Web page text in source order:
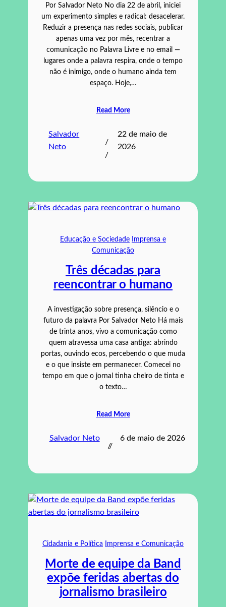
Por Salvador Neto No dia 22 de abril, iniciei
um experimento simples e radical: desacelerar.
Reduzir a presença nas redes sociais, publicar
apenas uma vez por mês, recentrar a
comunicação no Palavra Livre e no email —
lugares onde a palavra respira, onde o tempo
não é inimigo, onde o humano ainda tem
espaço. Hoje,…
Read More
Salvador
Neto
/
/
22 de maio de
2026
Educação e Sociedade
Imprensa e
Comunicação
Três décadas para
reencontrar o humano
A investigação sobre presença, silêncio e o
futuro da palavra Por Salvador Neto Há mais
de trinta anos, vivo a comunicação como
quem atravessa uma casa antiga: abrindo
portas, ouvindo ecos, percebendo o que muda
e o que insiste em permanecer. Comecei no
tempo em que o jornal tinha cheiro de tinta e
o texto…
Read More
Salvador Neto
//
6 de maio de 2026
Cidadania e Política Imprensa e Comunicação
Morte de equipe da Band
expõe feridas abertas do
jornalismo brasileiro